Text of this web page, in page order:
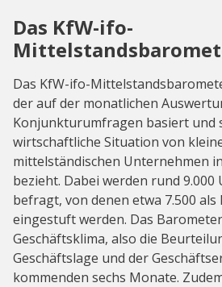
Das KfW-ifo-
Das KfW-ifo-
der auf der monatlichen
Konjunkturumfragen basiert und
wirtschaftliche Situation von
mittelständischen Unternehmen
bezieht. Dabei werden rund 9.000
befragt, von denen etwa 7.500
eingestuft werden. Das
Geschäftsklima, also die
Geschäftslage und der
kommenden sechs Monate.